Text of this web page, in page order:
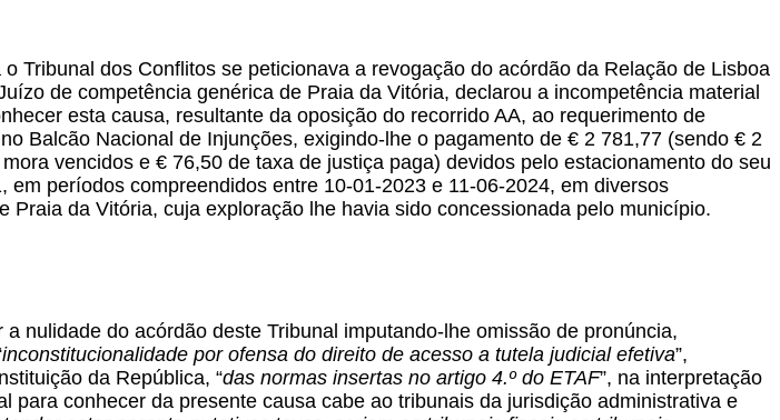
Tribunal dos Conflitos se peticionava a revogação do acórdão da Relação de Lisboa
de competência genérica de Praia da Vitória, declarou a incompetência material
esta causa, resultante da oposição do recorrido AA, ao requerimento de
Balcão Nacional de Injunções, exigindo-lhe o pagamento de € 2 781,77 (sendo € 2
vencidos e € 76,50 de taxa de justiça paga) devidos pelo estacionamento do seu
períodos compreendidos entre 10-01-2023 e 11-06-2024, em diversos
Praia da Vitória, cuja exploração lhe havia sido concessionada pelo município.
nulidade do acórdão deste Tribunal imputando-lhe omissão de pronúncia,
inconstitucionalidade por ofensa do direito de acesso a tutela judicial efetiva”,
da República, “das normas insertas no artigo 4.º do ETAF”, na interpretação
para conhecer da presente causa cabe ao tribunais da jurisdição administrativa e